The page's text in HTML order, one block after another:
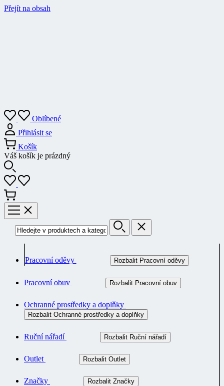
Přejít na obsah
Oblíbené
Přihlásit se
Košík
Váš košík je prázdný
Pracovní oděvy Rozbalit Pracovní oděvy
Pracovní obuv Rozbalit Pracovní obuv
Ochranné prostředky a doplňky
Rozbalit Ochranné prostředky a doplňky
Ruční nářadí Rozbalit Ruční nářadí
Outlet Rozbalit Outlet
Značky Rozbalit Značky